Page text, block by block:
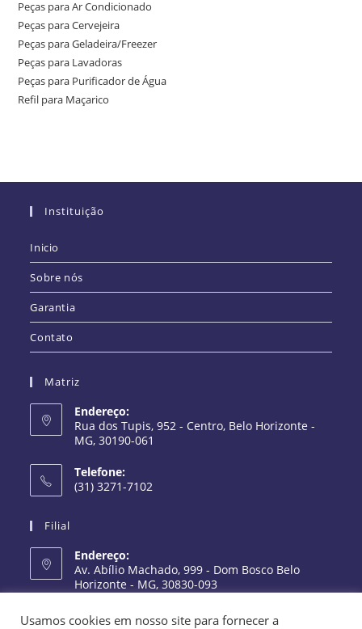
Peças para Ar Condicionado
Peças para Cervejeira
Peças para Geladeira/Freezer
Peças para Lavadoras
Peças para Purificador de Água
Refil para Maçarico
Instituição
Inicio
Sobre nós
Garantia
Contato
Matriz
Endereço:
Rua dos Tupis, 952 - Centro, Belo Horizonte -
MG, 30190-061
Telefone:
(31) 3271-7102
Filial
Endereço:
Av. Abílio Machado, 999 - Dom Bosco Belo
Horizonte - MG, 30830-093
Telefone:
Usamos cookies em nosso site para fornecer a